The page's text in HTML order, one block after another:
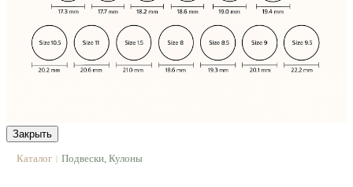
Закрыть
Каталог | Подвески, Кулоны